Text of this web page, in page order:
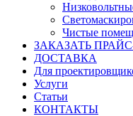
Чистые
ЗАКАЗАТЬ
ДОСТАВКА
Для
Услуги
Статьи
КОНТАКТЫ